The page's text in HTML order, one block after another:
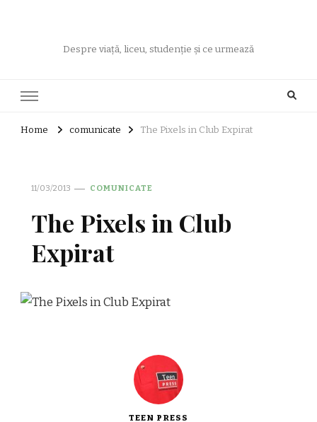
Despre viață, liceu, studenție și ce urmează
Home comunicate The Pixels in Club Expirat
11/03/2013 COMUNICATE
The Pixels in Club
Expirat
TEEN PRESS